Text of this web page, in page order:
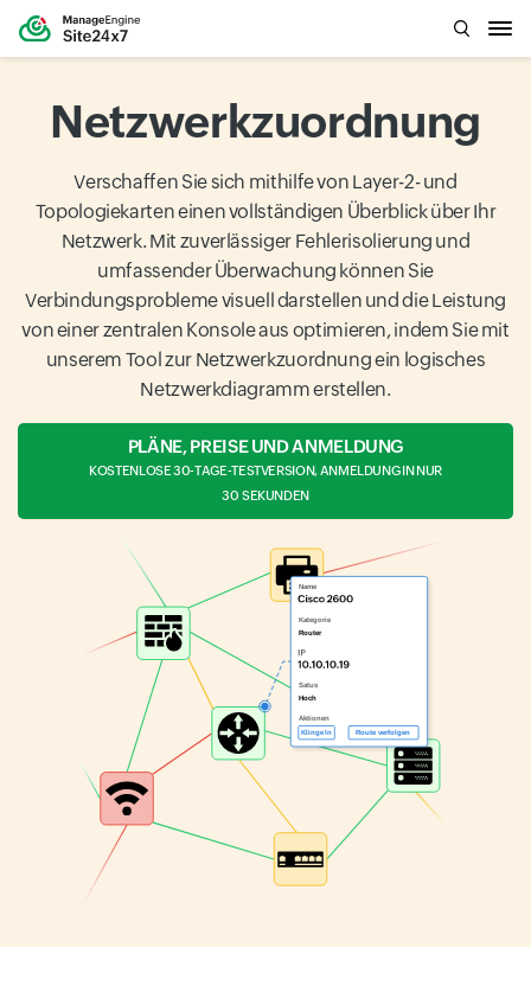
Netzwerkzuordnung
Verschaffen Sie sich mithilfe von Layer-2- und
Topologiekarten einen vollständigen Überblick über Ihr
Netzwerk. Mit zuverlässiger Fehlerisolierung und
umfassender Überwachung können Sie
Verbindungsprobleme visuell darstellen und die Leistung
von einer zentralen Konsole aus optimieren, indem Sie mit
unserem Tool zur Netzwerkzuordnung ein logisches
Netzwerkdiagramm erstellen.
PLÄNE, PREISE UND ANMELDUNG
KOSTENLOSE 30-TAGE-TESTVERSION, ANMELDUNG IN NUR
30 SEKUNDEN